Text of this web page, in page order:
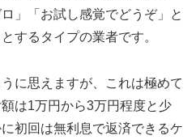
」「お試し感覚でどうぞ」と
するタイプの業者です。
に思えますが、これは極めて
は1万円から3万円程度と少
初回は無利息で返済できるケ